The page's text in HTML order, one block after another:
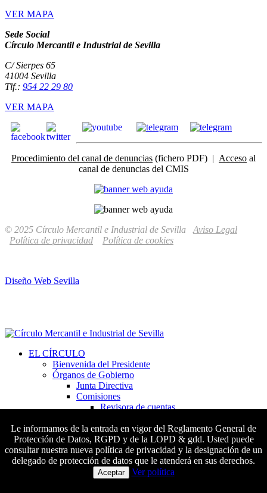
VER MAPA
Sede Social
Círculo Mercantil e Industrial de Sevilla
C/ Sierpes 65
41004 Sevilla
Tlf.: 954 22 29 80
VER MAPA
Procedimiento del canal de denuncias (fichero PDF) | Acceso al
canal de denuncias del CMIS
© 2025 Círculo Mercantil e Industrial de Sevilla Aviso Legal
Política de privacidad
Política de cookies
Diseño Web Sevilla
EL CÍRCULO
Bienvenida del Presidente
Órganos de Gobierno
Junta Directiva
Comisiones
Revisora de cuentas
Admisión de socios
Comisión de socios
Comisión de apelación
Estatutos
Estatutos del Círculo Mercantil e Industrial de
Sevilla
Colaboradores principales
Le informamos de la entrada en vigor del Reglamento General de
Protección de Datos, RGPD y de la LOPD & gdd. Usted puede
consultar nuestra nueva política de privacidad y la designación de un
delegado de protección de datos que le atenderá en sus derechos.
Aceptar Ver política